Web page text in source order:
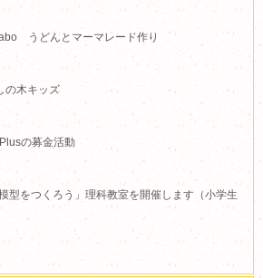
うどんとマーマレード作り
の木キッズ
の募金活動
型をつくろう」理科教室を開催します（小学生